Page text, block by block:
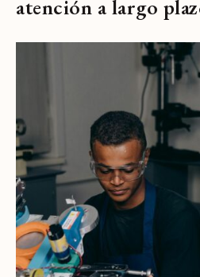
atención a largo